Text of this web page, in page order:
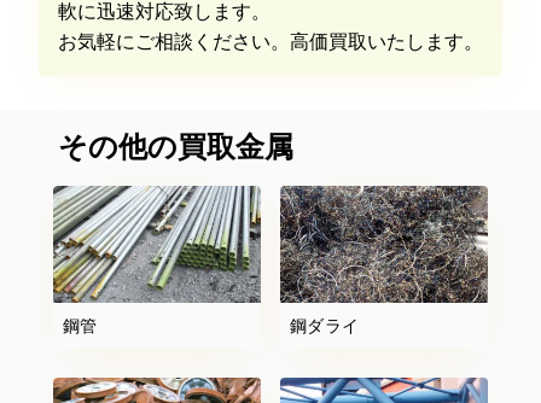
軟に迅速対応致します。
お気軽にご相談ください。高価買取いたします。
その他の買取金属
鋼管 鋼ダライ